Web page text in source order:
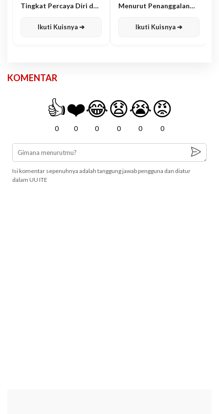
Tingkat Percaya Diri dan
Ikuti Kuisnya ➔
Menurut Penanggalan
Ikuti Kuisnya ➔
KOMENTAR
👍
0
❤️
0
😂
0
😧
0
😭
0
😡
0
Isi komentar sepenuhnya adalah tanggung jawab pengguna dan diatur
dalam UU ITE